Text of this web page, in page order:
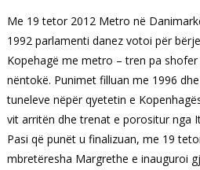
Me 19 tetor 2012 Metro në
1992 parlamenti danez votoi për
Kopehagë me metro – tren pa
nëntokë. Punimet filluan me 1996
tuneleve nëpër qyetetin e
vit arritën dhe trenat e porositur nga
Pasi që punët u finalizuan, me 19
mbretëresha Margrethe e inauguroi